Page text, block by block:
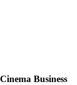
Cinema Business